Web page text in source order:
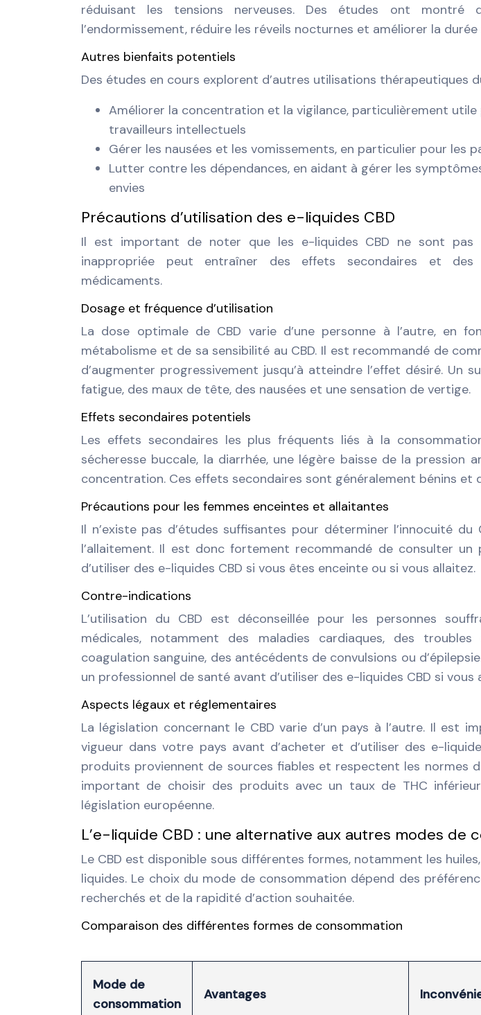
réduisant les tensions nerveuses. Des études ont montré
l’endormissement, réduire les réveils nocturnes et améliorer la
Autres bienfaits potentiels
Des études en cours explorent d’autres utilisations thérapeutiques
Améliorer la concentration et la vigilance, particulièrement
travailleurs intellectuels
Gérer les nausées et les vomissements, en particulier pour les
Lutter contre les dépendances, en aidant à gérer les
envies
Précautions d’utilisation des e-liquides CBD
Il est important de noter que les e-liquides CBD ne sont pas
inappropriée peut entraîner des effets secondaires et des
médicaments.
Dosage et fréquence d’utilisation
La dose optimale de CBD varie d’une personne à l’autre, en
métabolisme et de sa sensibilité au CBD. Il est recommandé de
d’augmenter progressivement jusqu’à atteindre l’effet désiré. Un
fatigue, des maux de tête, des nausées et une sensation de vertige.
Effets secondaires potentiels
Les effets secondaires les plus fréquents liés à la
sécheresse buccale, la diarrhée, une légère baisse de la pression
concentration. Ces effets secondaires sont généralement bénins et
Précautions pour les femmes enceintes et allaitantes
Il n’existe pas d’études suffisantes pour déterminer l’innocuité
l’allaitement. Il est donc fortement recommandé de consulter un
d’utiliser des e-liquides CBD si vous êtes enceinte ou si vous allaitez.
Contre-indications
L’utilisation du CBD est déconseillée pour les personnes
médicales, notamment des maladies cardiaques, des
coagulation sanguine, des antécédents de convulsions ou
un professionnel de santé avant d’utiliser des e-liquides CBD si
Aspects légaux et réglementaires
La législation concernant le CBD varie d’un pays à l’autre. Il est
vigueur dans votre pays avant d’acheter et d’utiliser des e-
produits proviennent de sources fiables et respectent les normes
important de choisir des produits avec un taux de THC
législation européenne.
L’e-liquide CBD : une alternative aux autres modes de
Le CBD est disponible sous différentes formes, notamment les
liquides. Le choix du mode de consommation dépend des
recherchés et de la rapidité d’action souhaitée.
Comparaison des différentes formes de consommation
Mode de
consommation
Avantages